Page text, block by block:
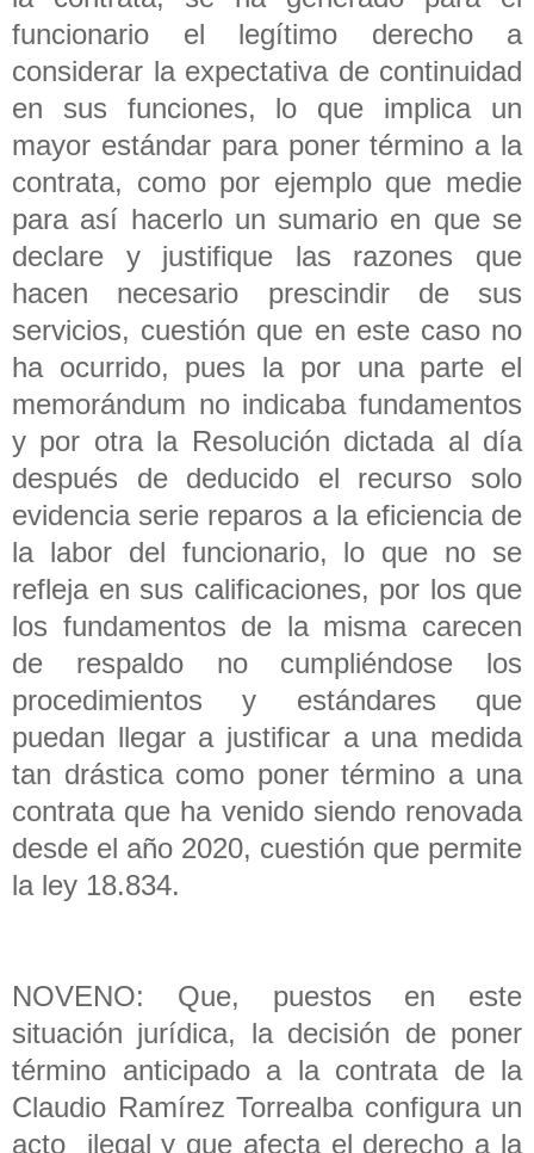
funcionario el legítimo derecho a
considerar la expectativa de continuidad
en sus funciones, lo que implica un
mayor estándar para poner término a la
contrata, como por ejemplo que medie
para así hacerlo un sumario en que se
declare y justifique las razones que
hacen necesario prescindir de sus
servicios, cuestión que en este caso no
ha ocurrido, pues la por una parte el
memorándum no indicaba fundamentos
y por otra la Resolución dictada al día
después de deducido el recurso solo
evidencia serie reparos a la eficiencia de
la labor del funcionario, lo que no se
refleja en sus calificaciones, por los que
los fundamentos de la misma carecen
de respaldo no cumpliéndose los
procedimientos y estándares que
puedan llegar a justificar a una medida
tan drástica como poner término a una
contrata que ha venido siendo renovada
desde el año 2020, cuestión que permite
la ley 18.834.
NOVENO: Que, puestos en este
situación jurídica, la decisión de poner
término anticipado a la contrata de la
Claudio Ramírez Torrealba configura un
acto ilegal y que afecta el derecho a la